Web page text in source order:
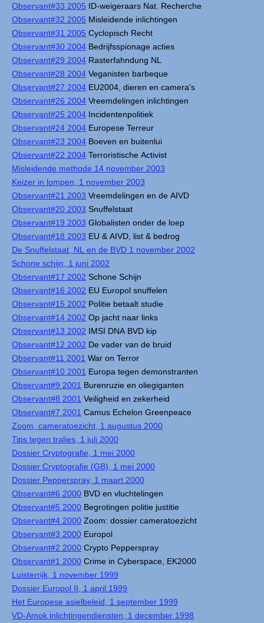
Observant#33 2005 ID-weigeraars Nat. Recherche
Observant#32 2005 Misleidende inlichtingen
Observant#31 2005 Cyclopisch Recht
Observant#30 2004 Bedrijfsspionage acties
Observant#29 2004 Rasterfahndung NL
Observant#28 2004 Veganisten barbeque
Observant#27 2004 EU2004, dieren en camera's
Observant#26 2004 Vreemdelingen inlichtingen
Observant#25 2004 Incidentenpolitiek
Observant#24 2004 Europese Terreur
Observant#23 2004 Boeven en buitenlui
Observant#22 2004 Terroristische Activist
Misleidende methode 14 november 2003
Keizer in lompen, 1 november 2003
Observant#21 2003 Vreemdelingen en de AIVD
Observant#20 2003 Snuffelstaat
Observant#19 2003 Globalisten onder de loep
Observant#18 2003 EU & AIVD, list & bedrog
De Snuffelstaat, NL en de BVD 1 november 2002
Schone schijn, 1 juni 2002
Observant#17 2002 Schone Schijn
Observant#16 2002 EU Europol snuffelen
Observant#15 2002 Politie betaalt studie
Observant#14 2002 Op jacht naar links
Observant#13 2002 IMSI DNA BVD kip
Observant#12 2002 De vader van de bruid
Observant#11 2001 War on Terror
Observant#10 2001 Europa tegen demonstranten
Observant#9 2001 Burenruzie en oliegiganten
Observant#8 2001 Veiligheid en zekerheid
Observant#7 2001 Camus Echelon Greenpeace
Zoom, cameratoezicht, 1 augustus 2000
Tips tegen tralies, 1 juli 2000
Dossier Cryptografie, 1 mei 2000
Dossier Cryptografie (GB), 1 mei 2000
Dossier Pepperspray, 1 maart 2000
Observant#6 2000 BVD en vluchtelingen
Observant#5 2000 Begrotingen politie justitie
Observant#4 2000 Zoom: dossier cameratoezicht
Observant#3 2000 Europol
Observant#2 2000 Crypto Pepperspray
Observant#1 2000 Crime in Cyberspace, EK2000
Luisterrijk, 1 november 1999
Dossier Europol II, 1 april 1999
Het Europese asielbeleid, 1 september 1999
VD-Amok inlichtingendiensten, 1 december 1998